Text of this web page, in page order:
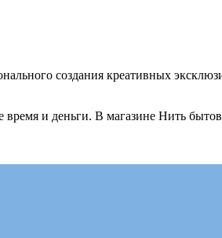
создания креативных
время и деньги. В магазине Нить